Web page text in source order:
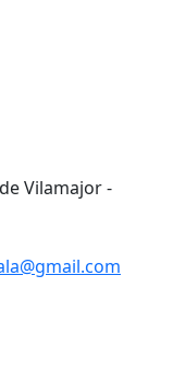
Vilamajor -